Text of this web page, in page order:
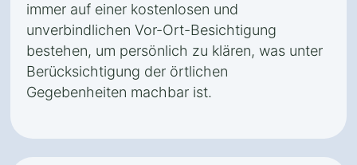
immer auf einer kostenlosen und
unverbindlichen Vor-Ort-Besichtigung
bestehen, um persönlich zu klären, was unter
Berücksichtigung der örtlichen
Gegebenheiten machbar ist.